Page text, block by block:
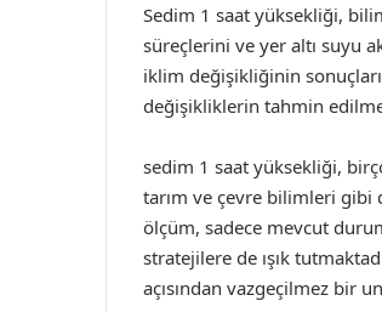
Sedim 1 saat yüksekliği,
süreçlerini ve yer altı suyu
iklim değişikliğinin
değişikliklerin tahmin
sedim 1 saat yüksekliği,
tarım ve çevre bilimleri gibi
ölçüm, sadece mevcut
stratejilere de ışık
açısından vazgeçilmez bir